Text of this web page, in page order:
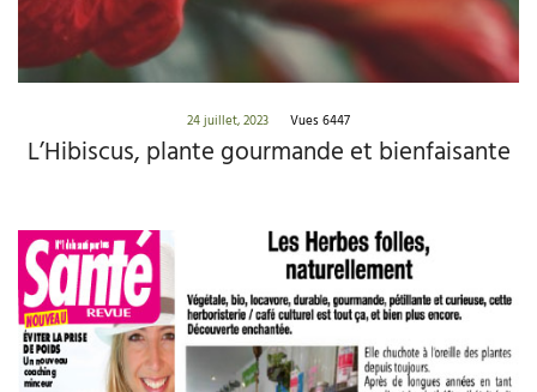
24 juillet, 2023 Vues 6447
L’Hibiscus, plante gourmande et bienfaisante